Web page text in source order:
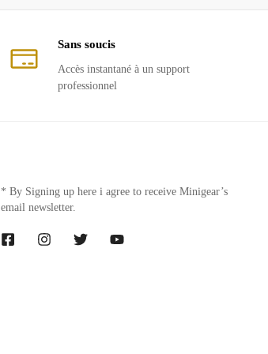
Sans soucis
Accès instantané à un support
professionnel
* By Signing up here i agree to receive Minigear’s
email newsletter.